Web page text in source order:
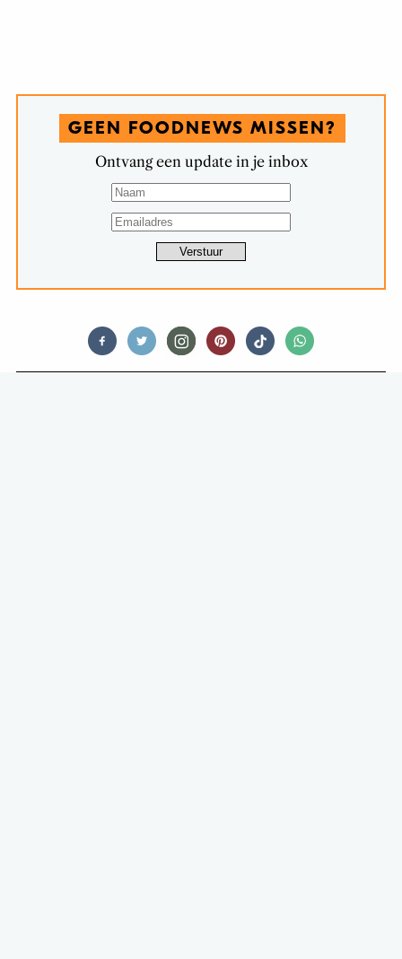
GEEN FOODNEWS MISSEN?
Ontvang een update in je inbox